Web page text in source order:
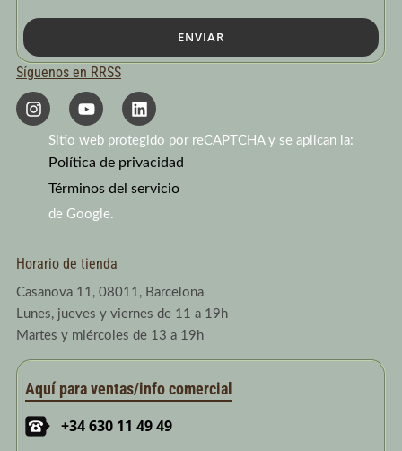
ENVIAR
Síguenos en RRSS
I
n
s
Y
o
u
t
u
b
L
i
n
k
e
d
Sitio web protegido por reCAPTCHA y se aplican la:
Política de privacidad
Términos del servicio
de Google.
Horario de tienda
Casanova 11, 08011, Barcelona
Lunes, jueves y viernes de 11 a 19h
Martes y miércoles de 13 a 19h
Aquí para ventas/info comercial
+34 630 11 49 49